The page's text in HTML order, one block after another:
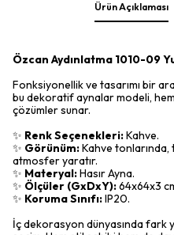
Ürün Açıklaması
Özcan Aydınlatma 1010-09
Fonksiyonellik ve tasarımı bir
bu dekoratif aynalar modeli,
çözümler sunar.
✨ Renk Seçenekleri:Kahve.
✨ Görünüm:Kahve tonlarında,
atmosfer yaratır.
✨ Materyal:Hasır Ayna.
✨ Ölçüler (GxDxY):64x64x3
✨ Koruma Sınıfı:IP20.
İç dekorasyon dünyasında fark